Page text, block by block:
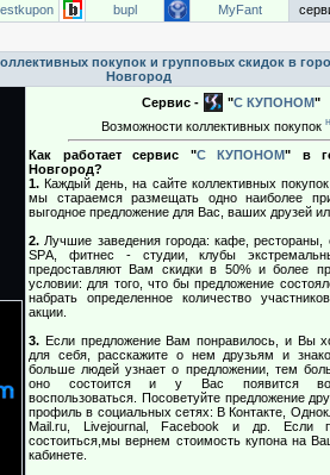
bupl MyFant
покупок и групповых скидок в
Новгород
Сервис - "С КУПОНОМ"
Возможности коллективных покупок
Как работает сервис "С КУПОНОМ" в
Новгород?
1. Каждый день, на сайте коллективных
мы стараемся размещать одно наиболее
выгодное предложение для Вас, ваших друзей
2. Лучшие заведения города: кафе, рестораны,
SРA, фитнес - студии, клубы
предоставляют Вам скидки в 50% и более
условии: для того, что бы предложение
набрать определенное количество
акции.
3. Если предложение Вам понравилось, и Вы
для себя, расскажите о нем друзьям и
больше людей узнает о предложении, тем
оно состоится и у Вас появится
воспользоваться. Посоветуйте предложение
профиль в социальных сетях: В Контакте,
Mail.ru, Livejournal, Facebook и др. Если
состоиться,мы вернем стоимость купона на
кабинете.